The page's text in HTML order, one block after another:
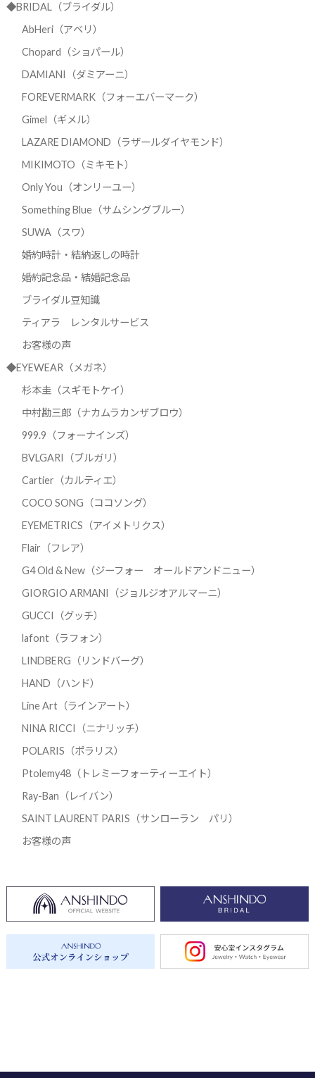
◆BRIDAL（ブライダル）
AbHeri（アベリ）
Chopard（ショパール）
DAMIANI（ダミアーニ）
FOREVERMARK（フォーエバーマーク）
Gimel（ギメル）
LAZARE DIAMOND（ラザールダイヤモンド）
MIKIMOTO（ミキモト）
Only You（オンリーユー）
Something Blue（サムシングブルー）
SUWA（スワ）
婚約時計・結納返しの時計
婚約記念品・結婚記念品
ブライダル豆知識
ティアラ レンタルサービス
お客様の声
◆EYEWEAR（メガネ）
杉本圭（スギモトケイ）
中村勘三郎（ナカムラカンザブロウ）
999.9（フォーナインズ）
BVLGARI（ブルガリ）
Cartier（カルティエ）
COCO SONG（ココソング）
EYEMETRICS（アイメトリクス）
Flair（フレア）
G4 Old & New（ジーフォー オールドアンドニュー）
GIORGIO ARMANI（ジョルジオアルマーニ）
GUCCI（グッチ）
lafont（ラフォン）
LINDBERG（リンドバーグ）
HAND（ハンド）
Line Art（ラインアート）
NINA RICCI（ニナリッチ）
POLARIS（ポラリス）
Ptolemy48（トレミーフォーティーエイト）
Ray-Ban（レイバン）
SAINT LAURENT PARIS（サンローラン パリ）
お客様の声